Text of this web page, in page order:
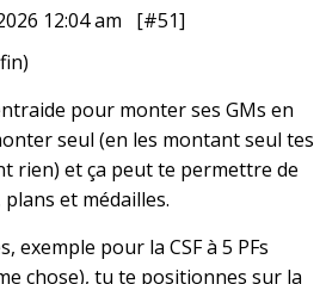
12:04 am
[#51]
pour monter ses GMs en
seul (en les montant seul tes
rien) et ça peut te permettre de
et médailles.
exemple pour la CSF à 5 PFs
chose), tu te positionnes sur la